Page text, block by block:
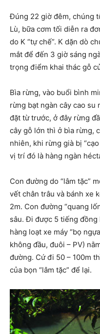
Đúng 22 giờ đêm, chúng
Lù, bữa cơm tối diễn ra
do K “tự chế”. K dặn dò
mắt để đến 3 giờ sáng
trọng điểm khai thác gỗ
Bìa rừng, vào buổi bình
rừng bạt ngàn cây cao su
đặt từ trước, ở đây rừng
cây gỗ lớn thì ở bìa rừng,
nhiên, khi rừng già bị
vị trí đó là hàng ngàn
Con đường do “lâm tặc”
vết chân trâu và bánh xe
2m. Con đường “quang
sâu. Đi được 5 tiếng
hàng loạt xe máy “bọ
không đầu, đuôi – PV)
đường. Cứ đi 50 – 100m
của bọn “lâm tặc” để lại.